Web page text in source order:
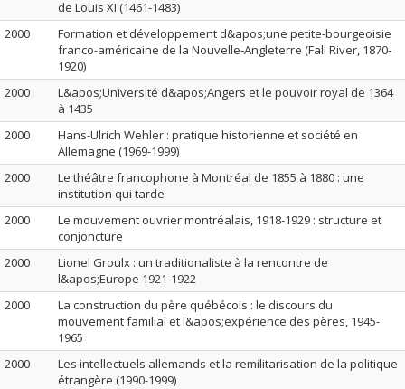
de Louis XI (1461-1483)
2000
Formation et développement d&apos;une petite-bourgeoisie
franco-américaine de la Nouvelle-Angleterre (Fall River, 1870-
1920)
2000
L&apos;Université d&apos;Angers et le pouvoir royal de 1364
à 1435
2000
Hans-Ulrich Wehler : pratique historienne et société en
Allemagne (1969-1999)
2000
Le théâtre francophone à Montréal de 1855 à 1880 : une
institution qui tarde
2000
Le mouvement ouvrier montréalais, 1918-1929 : structure et
conjoncture
2000
Lionel Groulx : un traditionaliste à la rencontre de
l&apos;Europe 1921-1922
2000
La construction du père québécois : le discours du
mouvement familial et l&apos;expérience des pères, 1945-
1965
2000
Les intellectuels allemands et la remilitarisation de la politique
étrangère (1990-1999)